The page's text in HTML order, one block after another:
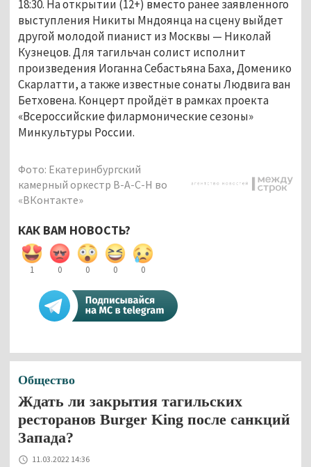
18:30. На открытии (12+) вместо ранее заявленного
выступления Никиты Мндоянца на сцену выйдет
другой молодой пианист из Москвы — Николай
Кузнецов. Для тагильчан солист исполнит
произведения Иоганна Себастьяна Баха, Доменико
Скарлатти, а также известные сонаты Людвига ван
Бетховена. Концерт пройдёт в рамках проекта
«Всероссийские филармонические сезоны»
Минкультуры России.
Фото: Екатеринбургский
камерный оркестр B-A-C-H во
«ВКонтакте»
КАК ВАМ НОВОСТЬ?
1 0 0 0 0
Общество
Ждать ли закрытия тагильских
ресторанов Burger King после санкций
Запада?
11.03.2022 14:36